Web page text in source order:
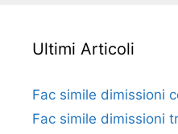
Ultimi Articoli
Fac simile dimissioni
Fac simile dimissioni